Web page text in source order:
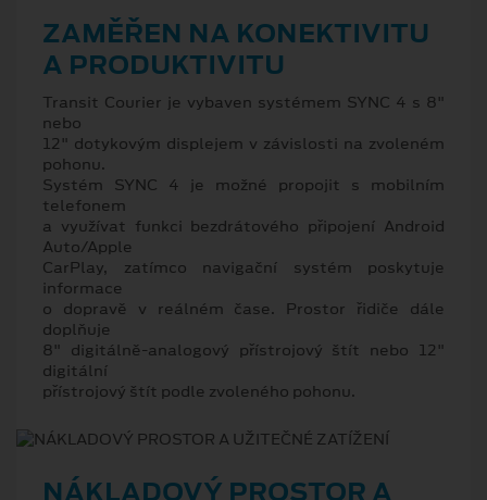
ZAMĚŘEN NA KONEKTIVITU
A PRODUKTIVITU
Transit Courier je vybaven systémem SYNC 4 s 8"
nebo
12" dotykovým displejem v závislosti na zvoleném
pohonu.
Systém SYNC 4 je možné propojit s mobilním
telefonem
a využívat funkci bezdrátového připojení Android
Auto/Apple
CarPlay, zatímco navigační systém poskytuje
informace
o dopravě v reálném čase. Prostor řidiče dále
doplňuje
8" digitálně-analogový přístrojový štít nebo 12"
digitální
přístrojový štít podle zvoleného pohonu.
NÁKLADOVÝ PROSTOR A